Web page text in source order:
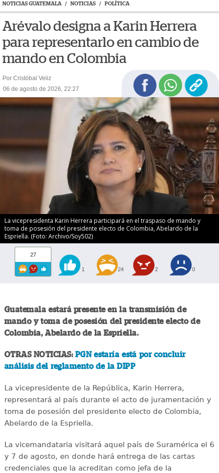
NOTICIAS GUATEMALA / NOTICIAS / POLÍTICA
Arévalo designa a Karin Herrera
para representarlo en cambio de
mando en Colombia
Por Cristóbal Veliz
06 de agosto de 2026, 22:27
La vicepresidenta Karin Herrera participará en el traspaso de mando y
toma de posesión del presidente electo de Colombia, Abelardo de la
Espriella. (Foto: Archivo/Soy502)
27
1 24 2 0
Guatemala estará presente en la transmisión de
mando y toma de posesión del presidente electo de
Colombia, Abelardo de la Espriella.
OTRAS NOTICIAS: PGN estaría está por concluir
análisis del reglamento de la DIPP
La vicepresidente de la República, Karin Herrera,
representará al país durante el acto de juramentación y
toma de posesión del presidente electo de Colombia,
Abelardo de la Espriella.
La vicemandataria visitará aquel país de Suramérica el 6
y 7 de agosto, en donde hará entrega de las cartas
credenciales que la acreditan como jefa de la